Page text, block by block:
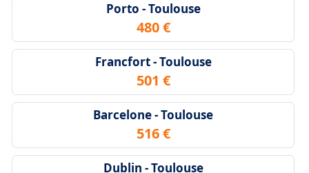
Porto - Toulouse
480 €
Francfort - Toulouse
501 €
Barcelone - Toulouse
516 €
Dublin - Toulouse